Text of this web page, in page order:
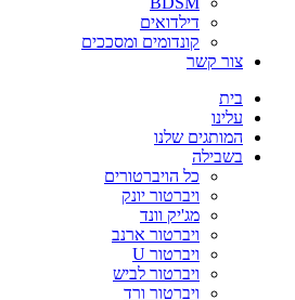
דילדואים
קונדומים ומסככים
צור קשר
בית
עלינו
המותגים שלנו
בשבילה
כל הויברטורים
ויברטור יונק
מג'יק וונד
ויברטור ארנב
ויברטור U
ויברטור לביש
ויברטור ורד